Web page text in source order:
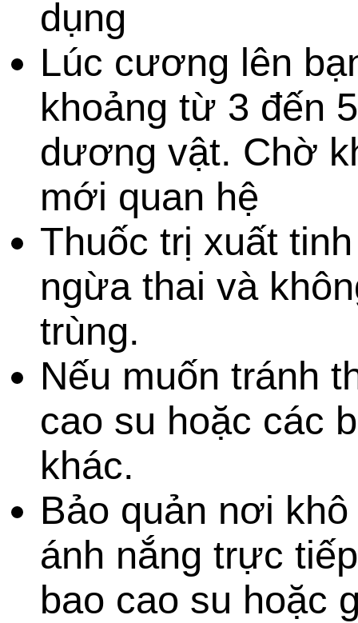
dụng
Lúc cương lên
khoảng từ 3 đến
dương vật. Chờ
mới quan hệ
Thuốc trị xuất
ngừa thai và
trùng.
Nếu muốn tránh
cao su hoặc các
khác.
Bảo quản nơi
ánh nắng trực
bao cao su hoặc